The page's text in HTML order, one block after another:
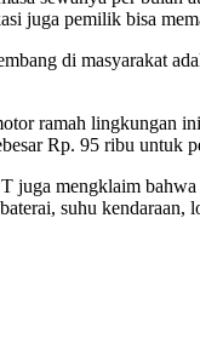
juga pemilik bisa
di masyarakat
ramah lingkungan
Rp. 95 ribu
juga mengklaim
suhu